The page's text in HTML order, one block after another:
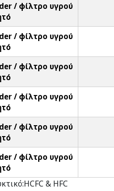
/ φίλτρο υγρού
/ φίλτρο υγρού
/ φίλτρο υγρού
/ φίλτρο υγρού
/ φίλτρο υγρού
/ φίλτρο υγρού
& HFC